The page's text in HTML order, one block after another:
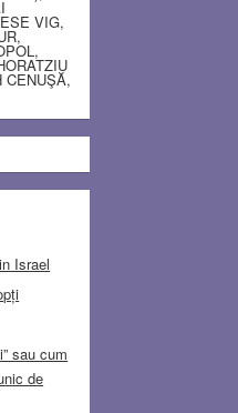
VIG,
CENUŞĂ,
Israel
sau cum
de